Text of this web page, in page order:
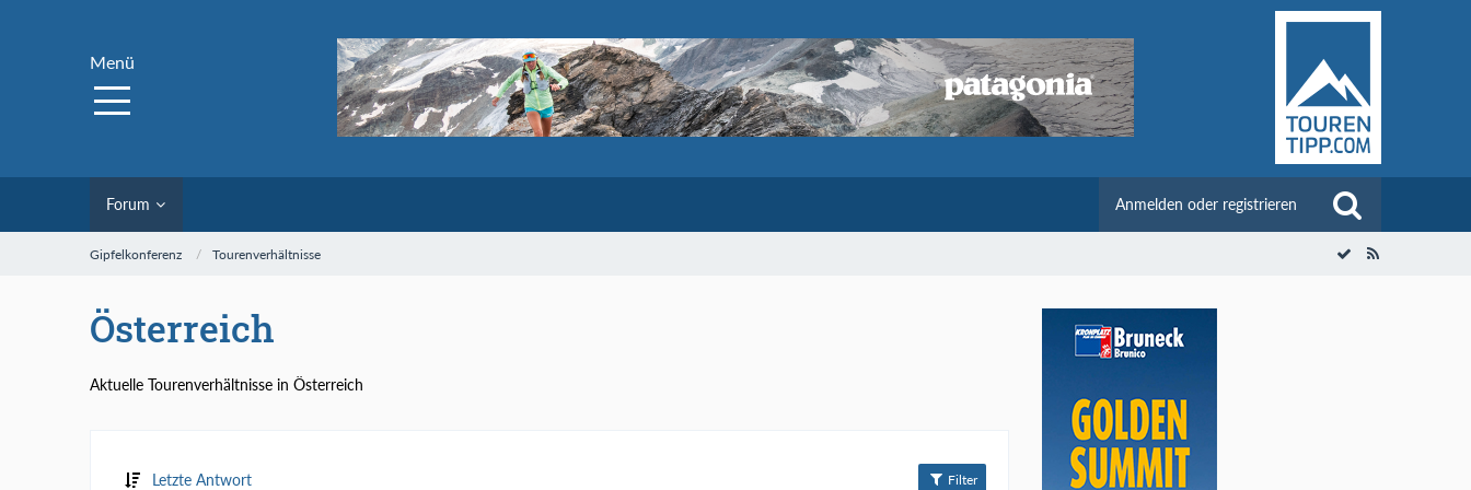
Menü
Forum Anmelden oder registrieren
Gipfelkonferenz Tourenverhältnisse
Österreich
Aktuelle Tourenverhältnisse in Österreich
Letzte Antwort Filter